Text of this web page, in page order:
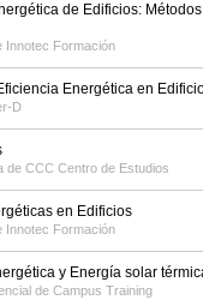
de Edificios:
Innotec Formación
Energética en
D
de CCC Centro de Estudios
en Edificios
Innotec Formación
y Energía solar
de Campus Training